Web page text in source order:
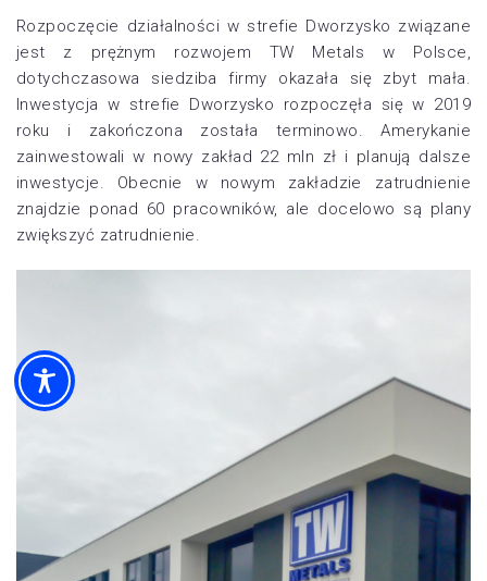
Rozpoczęcie działalności w strefie Dworzysko związane
jest z prężnym rozwojem TW Metals w Polsce,
dotychczasowa siedziba firmy okazała się zbyt mała.
Inwestycja w strefie Dworzysko rozpoczęła się w 2019
roku i zakończona została terminowo. Amerykanie
zainwestowali w nowy zakład 22 mln zł i planują dalsze
inwestycje. Obecnie w nowym zakładzie zatrudnienie
znajdzie ponad 60 pracowników, ale docelowo są plany
zwiększyć zatrudnienie.